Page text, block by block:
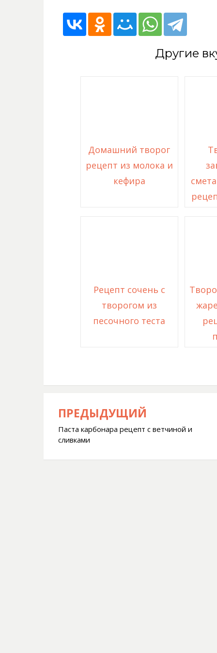
Другие
Домашний творог
рецепт из молока и
кефира
Рецепт сочень с
творогом из
песочного теста
Навигация
по
ПРЕДЫДУЩИЙ
Паста карбонара рецепт с ветчиной и
сливками